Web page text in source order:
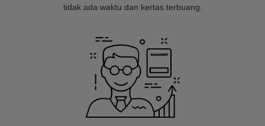
tidak ada waktu dan kertas terbuang.